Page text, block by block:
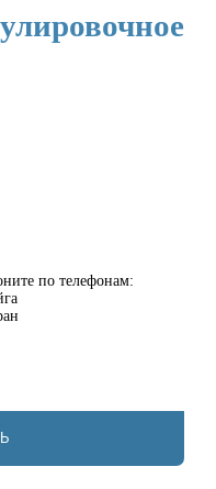
по телефонам: